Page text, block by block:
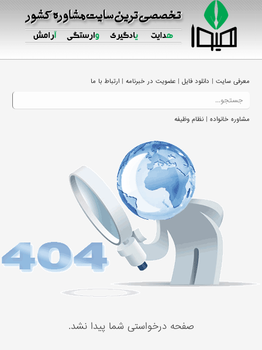
معرفی سایت| دانلود فایل| عضویت در خبرنامه| ارتباط با ما
مشاوره خانواده| نظام وظیفه
صفحه درخواستی شما پیدا نشد.